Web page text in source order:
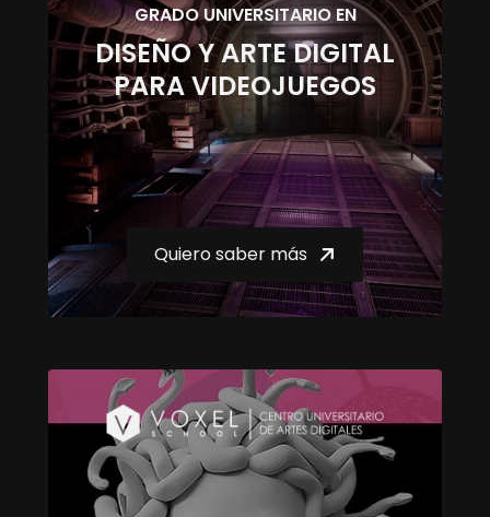
GRADO UNIVERSITARIO EN
DISEÑO Y ARTE DIGITAL
PARA VIDEOJUEGOS
Quiero saber más